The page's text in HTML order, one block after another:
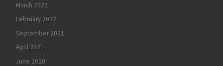
March 2022
February 2022
September 2021
April 2021
June 2020